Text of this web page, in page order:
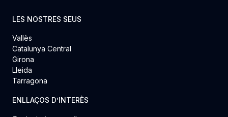
LES NOSTRES SEUS
Vallès
Catalunya Central
Girona
Lleida
Tarragona
ENLLAÇOS D’INTERÈS